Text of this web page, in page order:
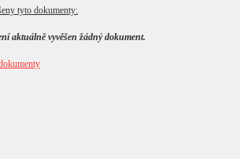
tyto dokumenty:
aktuálně vyvěšen žádný dokument.